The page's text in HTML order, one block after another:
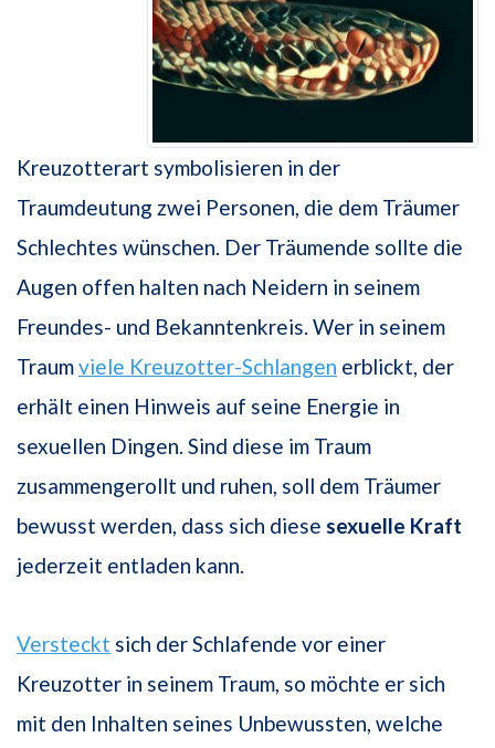
Kreuzotterart symbolisieren in der
Traumdeutung zwei Personen, die dem Träumer
Schlechtes wünschen. Der Träumende sollte die
Augen offen halten nach Neidern in seinem
Freundes- und Bekanntenkreis. Wer in seinem
Traumviele Kreuzotter-Schlangen erblickt, der
erhält einen Hinweis auf seine Energie in
sexuellen Dingen. Sind diese im Traum
zusammengerollt und ruhen, soll dem Träumer
bewusst werden, dass sich diese sexuelle Kraft
jederzeit entladen kann.
Versteckt sich der Schlafende vor einer
Kreuzotter in seinem Traum, so möchte er sich
mit den Inhalten seines Unbewussten, welche